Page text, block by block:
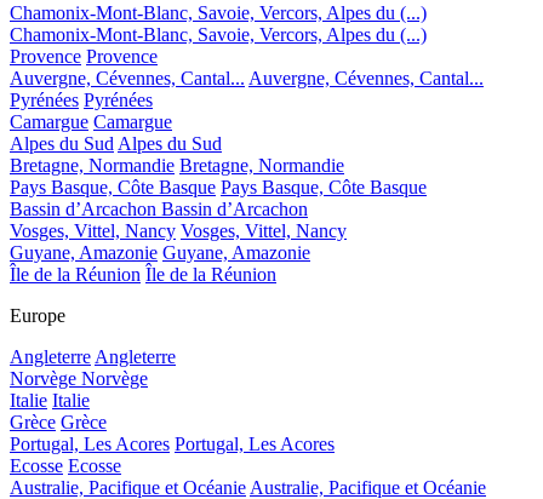
Chamonix-Mont-Blanc, Savoie, Vercors, Alpes du (...)
Chamonix-Mont-Blanc, Savoie, Vercors, Alpes du (...)
Provence Provence
Auvergne, Cévennes, Cantal... Auvergne, Cévennes, Cantal...
Pyrénées Pyrénées
Camargue Camargue
Alpes du Sud Alpes du Sud
Bretagne, Normandie Bretagne, Normandie
Pays Basque, Côte Basque Pays Basque, Côte Basque
Bassin d’Arcachon Bassin d’Arcachon
Vosges, Vittel, Nancy Vosges, Vittel, Nancy
Guyane, Amazonie Guyane, Amazonie
Île de la Réunion Île de la Réunion
Europe
Angleterre Angleterre
Norvège Norvège
Italie Italie
Grèce Grèce
Portugal, Les Acores Portugal, Les Acores
Ecosse Ecosse
Australie, Pacifique et Océanie Australie, Pacifique et Océanie